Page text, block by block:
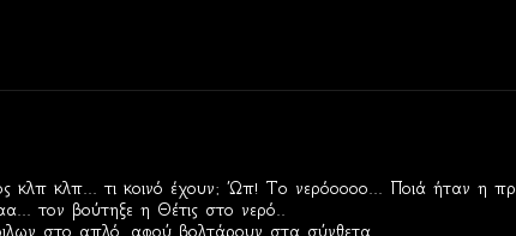
κλπ κλπ... τι κοινό έχουν; Ώπ! Το νερόοοοο... Ποιά ήταν η
τον βούτηξε η Θέτις στο νερό..
στο απλό, αφού βολτάρουν στα σύνθετα..